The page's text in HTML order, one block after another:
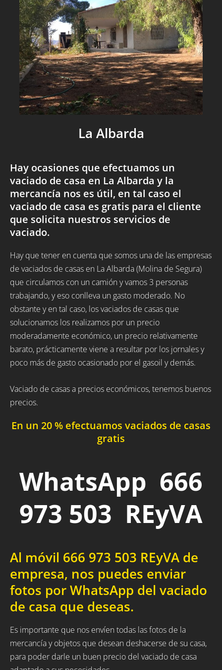
La Albarda
Hay ocasiones que efectuamos un
vaciado de casa en La Albarda y la
mercancía nos es útil, en tal caso el
vaciado de casa es gratis para el cliente
que solicita nuestros servicios de
vaciado.
Hay que tener en cuenta que somos una de las empresas
de vaciados de casas en La Albarda (Molina de Segura)
que circulamos con un camión y vamos 3 personas
trabajando, y eso conlleva un gasto moderado. No
obstante y en tal caso, los vaciados de casas que
solucionamos los realizamos por un precio
moderadamente económico, un precio relativamente
barato, prácticamente viene a resultar por los jornales y
poco más de gasto ocasionado por el gasoil y demás.
Vaciado de casas a precios económicos, tenemos buenos
precios.
En un 20 % efectuamos vaciados de casas
gratis
WhatsApp 666
973 503 REyVA
Al móvil 666 973 503 REyVA de
empresa, nos puedes enviar
fotos por WhatsApp del vaciado
de casa que deseas.
Es importante que nos envíen todas las fotos de la
mercancía y objetos que desean deshacerse de su casa,
para poder darle un buen precio del vaciado de casa